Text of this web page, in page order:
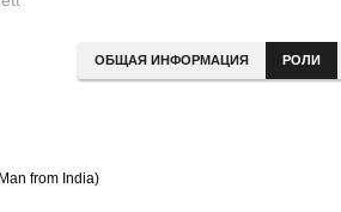
ОБЩАЯ ИНФОРМАЦИЯ РОЛИ
from India)